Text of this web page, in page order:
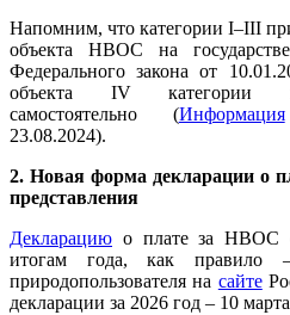
Напомним, что категории I–III
объекта НВОС на
Федерального закона от
объекта IV категории
самостоятельно (Информация
23.08.2024).
2. Новая форма декларации о
представления
Декларацию о плате за НВОС
итогам года, как правило
природопользователя на сайте
декларации за 2026 год – 10